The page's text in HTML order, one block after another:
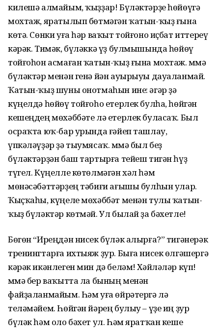
килешә алмайым, ҡыҙҙар! Бүләктәрҙе һөйөүгә
мохтаж, яратылып бөтмәгән ҡатын-ҡыҙ ғына
көтә. Сөнки уға һәр ваҡыт тойғоно иҫбат иттереү
кәрәк. Тимәк, бүләккә үҙ булмышында һөйөү
тойғоһон асмаған ҡатын-ҡыҙ ғына мохтаж. Әммә
бүләктәр менән генә йән ауырыуы дауаланмай.
Ҡатын-ҡыҙ шуны онотмаһын ине: әгәр ҙә
күңелдә һөйөү тойғоһо етерлек булһа, һөйгән
кешеңдең мөхәббәте лә етерлек буласаҡ. Был
осраҡта юҡ-бар урында ғәйеп ташлау,
үпкәләүҙәр ҙә тыумясаҡ. Әммә был беҙ
бүләктәрҙән баш тартырға тейеш тигән һүҙ
түгел. Күңелле көтөлмәгән хәл һәм
мөнәсәбәттәрҙең тәбиғи ағышы булһын улар.
Ҡыҫҡаһы, күңеле мөхәббәт менән тулы ҡатын-
ҡыҙ бүләктәр көтмәй. Ул былай ҙа бәхетле!
Бөгөн “Иреңдән нисек бүләк алырға?” тигәнерәк
тренингтарға ихтыяж ҙур. Быға нисек өлгәшергә
кәрәк икәнлеген мин дә беләм! Хәйләләр күп!
Әммә бер ваҡытта ла бының менән
файҙаланмайым. Һәм уға өйрәтергә лә
теләмәйем. Һөйгән йәрең булыу – үҙе иң ҙур
бүләк һәм оло бәхет ул. Һәм яратҡан кеше